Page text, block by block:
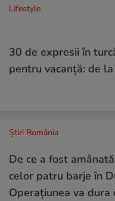
Lifestyle
30 de expresii în
pentru vacanță: de
Știri România
De ce a fost
celor patru barje în
Operațiunea va